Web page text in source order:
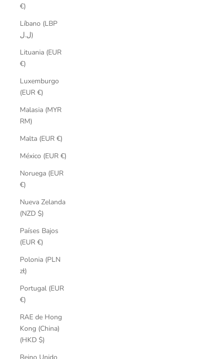
€)
Líbano (LBP
ل.ل)
Lituania (EUR
€)
Luxemburgo
(EUR €)
Malasia (MYR
RM)
Malta (EUR €)
México (EUR €)
Noruega (EUR
€)
Nueva Zelanda
(NZD $)
Países Bajos
(EUR €)
Polonia (PLN
zł)
Portugal (EUR
€)
RAE de Hong
Kong (China)
(HKD $)